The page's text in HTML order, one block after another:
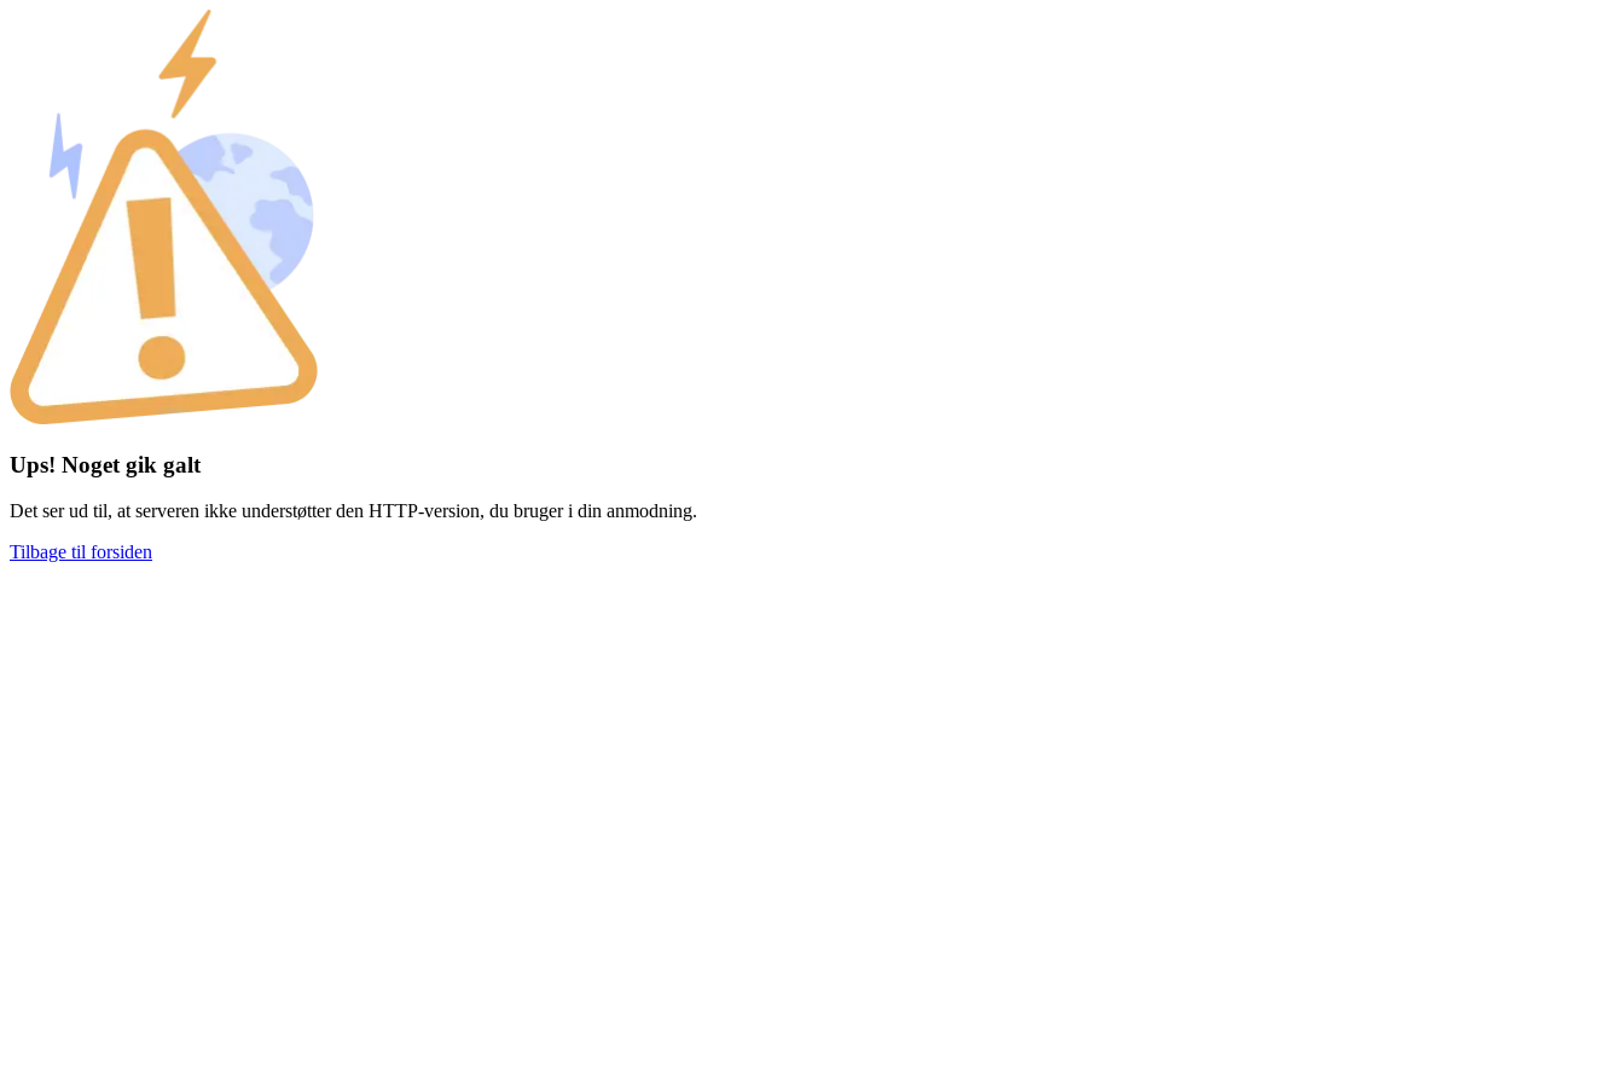
Ups! Noget gik galt
Det ser ud til, at serveren ikke understøtter den HTTP-version, du bruger i din anmodning.
Tilbage til forsiden